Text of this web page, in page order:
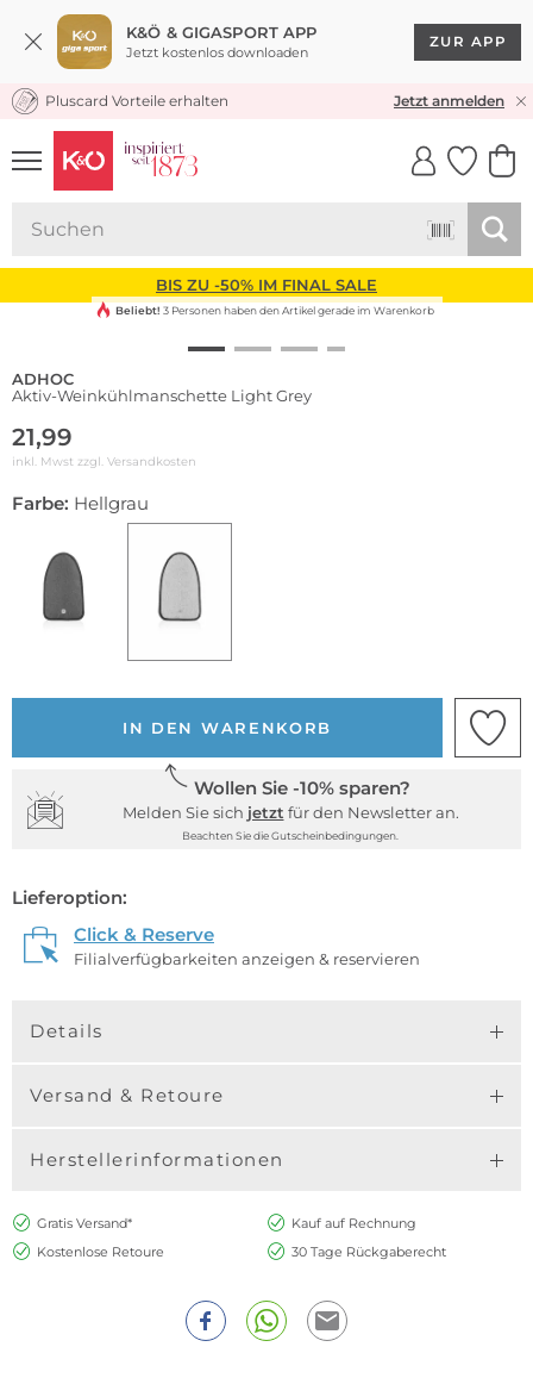
K&Ö & GIGASPORT APP
Jetzt kostenlos downloaden
ZUR APP
KOSTENLOSER VERSAND* & RÜCKVERSAND
Pluscard Vorteile erhalten Jetzt anmelden
UNSERE APP
CLICK &
BIS ZU -50% IM FINAL SALE
Beliebt! 3 Personen haben den Artikel gerade im Warenkorb
ADHOC
Aktiv-Weinkühlmanschette Light Grey
21,99
inkl. Mwst zzgl. Versandkosten
Farbe: Hellgrau
IN DEN WARENKORB
Wollen Sie -10% sparen?
Melden Sie sich jetzt für den Newsletter an.
Beachten Sie die Gutscheinbedingungen.
Lieferoption:
Click & Reserve
Filialverfügbarkeiten anzeigen & reservieren
Details
Versand & Retoure
Herstellerinformationen
Gratis Versand*
Kauf auf Rechnung
Kostenlose Retoure
30 Tage Rückgaberecht